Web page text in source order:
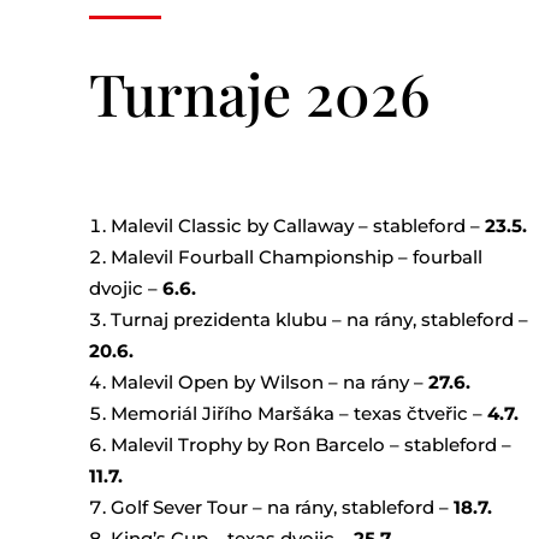
Turnaje 2026
Malevil Classic by Callaway – stableford – 23.5.
Malevil Fourball Championship – fourball
dvojic – 6.6.
Turnaj prezidenta klubu – na rány, stableford –
20.6.
Malevil Open by Wilson – na rány – 27.6.
Memoriál Jiřího Maršáka – texas čtveřic – 4.7.
Malevil Trophy by Ron Barcelo – stableford –
11.7.
Golf Sever Tour – na rány, stableford – 18.7.